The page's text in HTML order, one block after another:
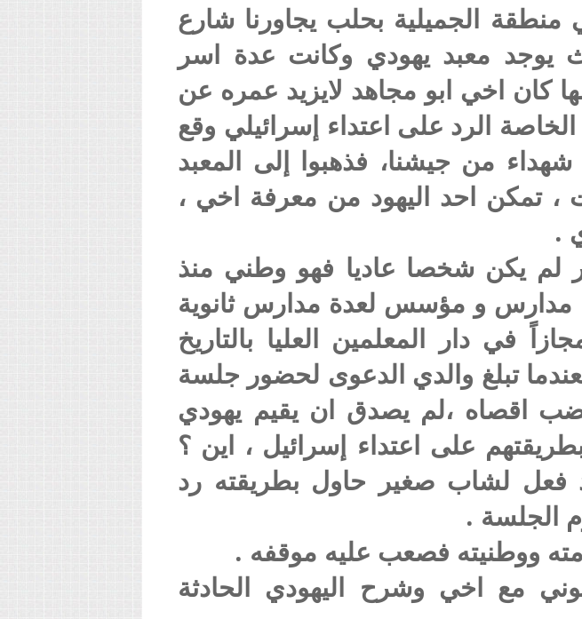
كنا نقيم في منطقة الجميلية بحلب يجاورنا شارع
يوجد معبد يهودي وكانت عدة اسر
كان اخي ابو مجاهد لايزيد عمره عن
الخاصة الرد على اعتداء إسرائيلي وقع
من جيشنا، فذهبوا إلى المعبد
، تمكن احد اليهود من معرفة اخي ،
.
لم يكن شخصا عاديا فهو وطني منذ
مدارس و مؤسس لعدة مدارس ثانوية
دار المعلمين العليا بالتاريخ
تبلغ والدي الدعوى لحضور جلسة
اقصاه ،لم يصدق ان يقيم يهودي
على اعتداء إسرائيل ، اين ؟
لشاب صغير حاول بطريقته رد
الجلسة .
ووطنيته فصعب عليه موقفه .
مع اخي وشرح اليهودي الحادثة